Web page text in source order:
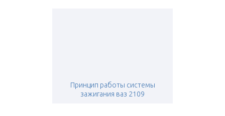
Принцип работы системы
зажигания ваз 2109